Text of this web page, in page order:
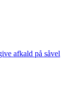
afkald på såvel